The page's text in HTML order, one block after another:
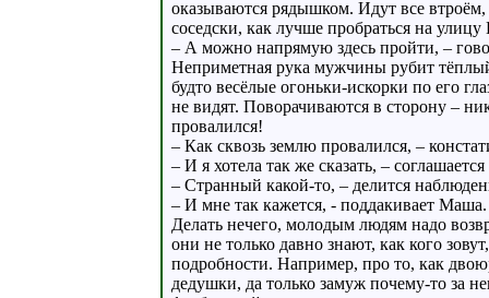
оказываются рядышком. Идут все
соседски, как лучше пробраться на
– А можно напрямую здесь пройти, –
Неприметная рука мужчины рубит
будто весёлые огоньки-искорки по его
не видят. Поворачиваются в сторону –
провалился!
– Как сквозь землю провалился, –
– И я хотела так же сказать, –
– Странный какой-то, – делится
– И мне так кажется, - поддакивает Маша.
Делать нечего, молодым людям надо
они не только давно знают, как кого
подробности. Например, про то, как
дедушки, да только замуж почему-то за